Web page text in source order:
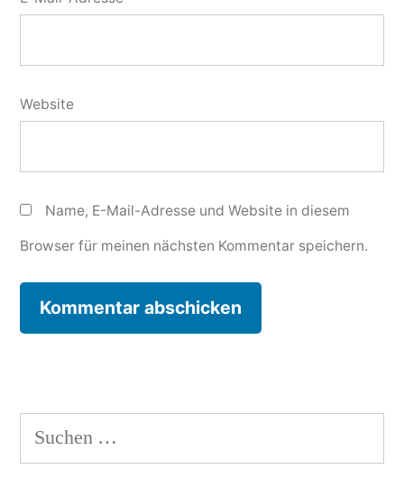
Website
Name, E-Mail-Adresse und Website in diesem
Browser für meinen nächsten Kommentar speichern.
Suchen
nach: